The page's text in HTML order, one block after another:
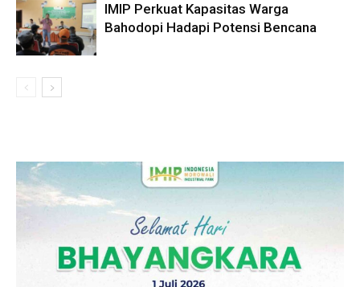
IMIP Perkuat Kapasitas Warga
Bahodopi Hadapi Potensi Bencana